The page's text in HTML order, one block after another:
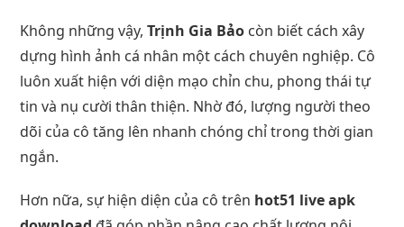
Không những vậy,Trịnh Gia Bảo còn biết cách xây
dựng hình ảnh cá nhân một cách chuyên nghiệp. Cô
luôn xuất hiện với diện mạo chỉn chu, phong thái tự
tin và nụ cười thân thiện. Nhờ đó, lượng người theo
dõi của cô tăng lên nhanh chóng chỉ trong thời gian
ngắn.
Hơn nữa, sự hiện diện của cô trên hot51 live apk